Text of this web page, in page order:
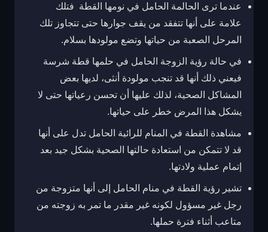
عندما ترى الحالمة الحامل في نومها القطة فتلك
علامة على أنها تتفقد من يقف جوارها حتى تتجاوز تلك
المرحل الصعبة من حياتها وتضع مولودها بسلام.
في حالة رؤية الزوجة الحامل في حلمها قطة شرسة
فيعني ذلك أنها قد تنجب مولودة أنثى، لديها بعض
المشاكل الصحية، لذلك عليها أن تحسن رعياتها حتى لا
يشكل هذا المرض خطر على حياتها.
مشاهدة القطة في المنام للرائية الحامل تدل على أنها
قد لا تتمكن من استعادة حالتها الصحية بشكل جيد بعد
إتمام عملية ولادتها.
تشير رؤية القطة في منام الحامل إلى أنها متزوجة من
رجل غير مسؤول لكونه غير مقدر ما تمر به زوجته من
متاعب أثناء فترة حملها.